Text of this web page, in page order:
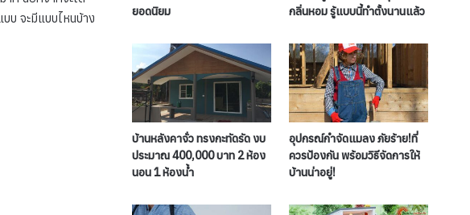
บ จะมีแบบไหนบ้าง
ยอดนิยม
กลิ่นหอม รู้แบบนี้ทำตั้งนานแล้ว
บ้านหลังคาจั่ว ทรงกะทัดรัด งบ
ประมาณ 400,000 บาท 2 ห้อง
นอน 1 ห้องน้ำ
อุปกรณ์กำจัดแมลง ภัยร้าย!ที่
ควรป้องกัน พร้อมวิธีจัดการให้
บ้านน่าอยู่!